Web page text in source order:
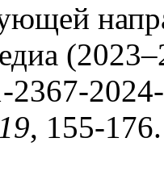
2367-
19, 155-176.